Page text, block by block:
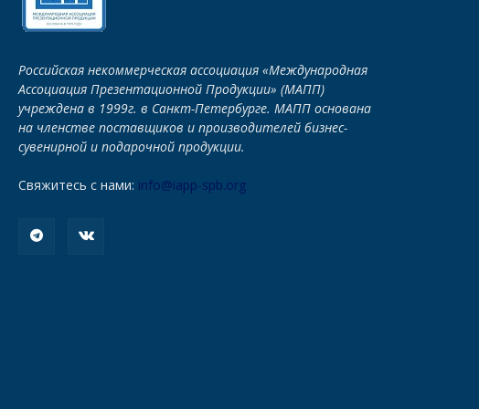
Российская некоммерческая ассоциация «Международная
Ассоциация Презентационной Продукции» (МАПП)
учреждена в 1999г. в Санкт-Петербурге. МАПП основана
на членстве поставщиков и производителей бизнес-
сувенирной и подарочной продукции.
Свяжитесь с нами: info@iapp-spb.org